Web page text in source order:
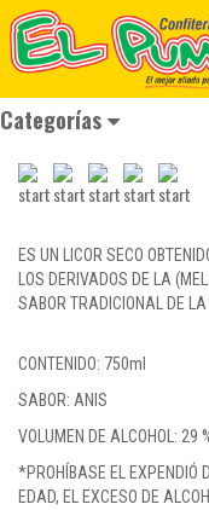
Categorías
Inicio Productos
AGUARDIENTE
*750ml
REF: LICORES 002
ES UN LICOR SECO
LOS DERIVADOS DE LA
SABOR TRADICIONAL DE
CONTENIDO: 750ml
SABOR: ANIS
VOLUMEN DE ALCOHOL: 29
*PROHÍBASE EL EXPENDIÓ
EDAD, EL EXCESO DE